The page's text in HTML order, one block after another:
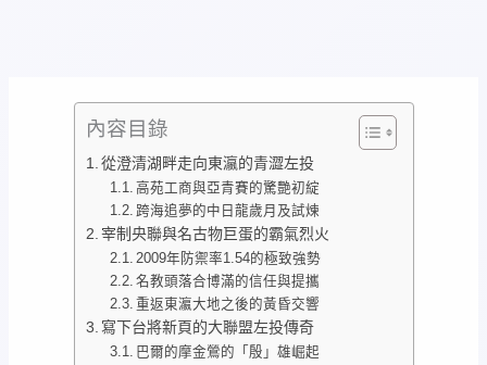
內容目錄
從澄清湖畔走向東瀛的青澀左投
高苑工商與亞青賽的驚艷初綻
跨海追夢的中日龍歲月及試煉
宰制央聯與名古物巨蛋的霸氣烈火
2009年防禦率1.54的極致強勢
名教頭落合博滿的信任與提攜
重返東瀛大地之後的黃昏交響
寫下台將新頁的大聯盟左投傳奇
巴爾的摩金鶯的「殷」雄崛起